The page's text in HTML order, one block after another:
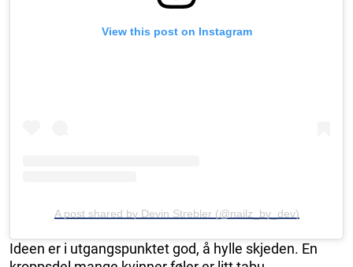
View this post on Instagram
A post shared by Devin Strebler (@nailz_by_dev)
Ideen er i utgangspunktet god, å hylle skjeden. En